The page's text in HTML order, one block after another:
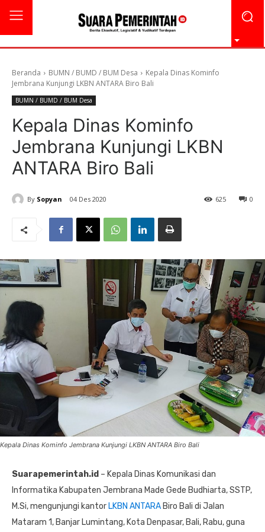
Beranda BUMN / BUMD / BUM Desa
Kepala Dinas Kominfo
Jembrana Kunjungi LKBN ANTARA Biro Bali
BUMN / BUMD / BUM Desa
Kepala Dinas Kominfo
Jembrana Kunjungi LKBN
ANTARA Biro Bali
By Sopyan 04 Des 2020 0
625
Kepala Dinas Kominfo Jembrana Kunjungi LKBN ANTARA Biro Bali
Suarapemerintah.id – Kepala Dinas Komunikasi dan
Informatika Kabupaten Jembrana Made Gede Budhiarta, SSTP,
M.Si, mengunjungi kantor LKBN ANTARA Biro Bali di Jalan
Mataram 1, Banjar Lumintang, Kota Denpasar, Bali, Rabu, guna